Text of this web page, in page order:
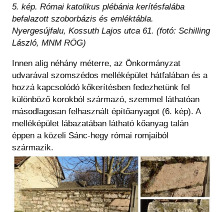
5. kép. Római katolikus plébánia kerítésfalába
befalazott szoborbázis és emléktábla.
Nyergesújfalu, Kossuth Lajos utca 61. (fotó: Schilling
László, MNM RÖG)
Innen alig néhány méterre, az Önkormányzat
udvarával szomszédos melléképület hátfalában és a
hozzá kapcsolódó kőkerítésben fedezhetünk fel
különböző korokból származó, szemmel láthatóan
másodlagosan felhasznált építőanyagot (6. kép). A
melléképület lábazatában látható kőanyag talán
éppen a közeli Sánc-hegy római romjaiból
származik.
Kép